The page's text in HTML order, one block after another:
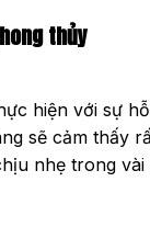
thủy
hiện với sự
sẽ cảm thấy
nhẹ trong